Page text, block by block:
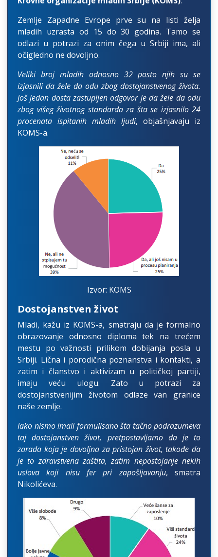
Zemlje Zapadne Evrope prve su na listi želja
mladih uzrasta od 15 do 30 godina. Tamo se
odlazi u potrazi za onim čega u Srbiji ima, ali
očigledno ne dovoljno.
Veliki broj mladih odnosno 32 posto njih su se
izjasnili da žele da odu zbog dostojanstvenog života.
Još jedan dosta zastupljen odgovor je da žele da odu
zbog višeg životnog standarda za šta se izjasnilo 24
procenata ispitanih mladih ljudi, objašnjavaju iz
KOMS-a.
Izvor: KOMS
Dostojanstven život
Mladi, kažu iz KOMS-a, smatraju da je formalno
obrazovanje odnosno diploma tek na trećem
mestu po važnosti prilikom dobijanja posla u
Srbiji. Lična i porodična poznanstva i kontakti, a
zatim i članstvo i aktivizam u političkoj partiji,
imaju veću ulogu. Zato u potrazi za
dostojanstvenijim životom odlaze van granice
naše zemlje.
Iako nismo imali formulisano šta tačno podrazumeva
taj dostojanstven život, pretpostavljamo da je to
zarada koja je dovoljna za pristojan život, takođe da
je to zdravstvena zaštita, zatim nepostojanje nekih
uslova koji nisu fer pri zapošljavanju, smatra
Nikolićeva.